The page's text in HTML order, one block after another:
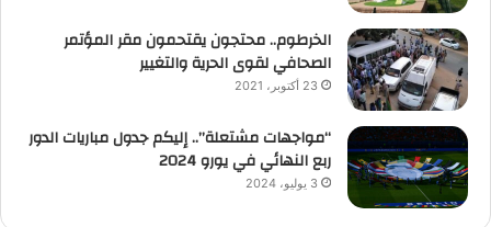
الخرطوم.. محتجون يقتحمون مقر المؤتمر
الصحافي لقوى الحرية والتغيير
23 أكتوبر، 2021
“مواجهات مشتعلة”.. إليكم جدول مباريات الدور
ربع النهائي في يورو 2024
3 يوليو، 2024